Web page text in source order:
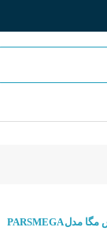
نمایشگر آنالوگ پارس مگا مدل PARSMEGA